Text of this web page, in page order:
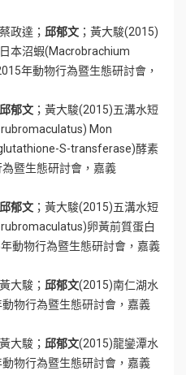
政達； 邱郁文 ；黃大駿(2015)
本沼蝦(Macrobrachium
年動物行為暨生態研討會，
邱郁文 ；黃大駿(2015)五溝水短
Mon
S-transferase)酵素
暨生態研討會，嘉義
邱郁文 ；黃大駿(2015)五溝水短
卵黃前質蛋白
動物行為暨生態研討會，嘉義
大駿； 邱郁文(2015)南仁湖水
物行為暨生態研討會，嘉義
大駿； 邱郁文(2015)龍鑾潭水
物行為暨生態研討會，嘉義